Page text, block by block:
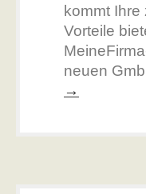
kommt
Vorteile
neuen
→